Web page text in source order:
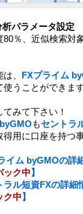
パラメータ設定
80％、近似検索対
、 FXプライム
使うことができま
みて下さい！
もセントラ
得用に口座を持つ
イム byGMOの詳
ック中】
ラル短資FXの詳細
ク中】